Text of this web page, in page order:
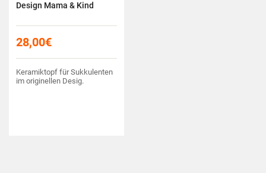
Design Mama & Kind
28,00€
Keramiktopf für Sukkulenten
im originellen Desig.